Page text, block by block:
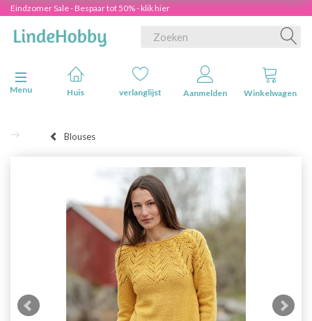
Eindzomer Sale - Bespaar tot 50% - klik hier
Navigatie in-/uitschakelen
Menu
Huis verlanglijst Aanmelden Winkelwagen
Blouses